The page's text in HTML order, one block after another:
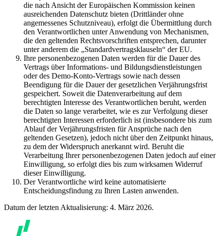
die nach Ansicht der Europäischen Kommission keinen
ausreichenden Datenschutz bieten (Drittländer ohne
angemessenes Schutzniveau), erfolgt die Übermittlung durch
den Verantwortlichen unter Anwendung von Mechanismen,
die den geltenden Rechtsvorschriften entsprechen, darunter
unter anderem die „Standardvertragsklauseln“ der EU.
Ihre personenbezogenen Daten werden für die Dauer des
Vertrags über Informations- und Bildungsdienstleistungen
oder des Demo-Konto-Vertrags sowie nach dessen
Beendigung für die Dauer der gesetzlichen Verjährungsfrist
gespeichert. Soweit die Datenverarbeitung auf dem
berechtigten Interesse des Verantwortlichen beruht, werden
die Daten so lange verarbeitet, wie es zur Verfolgung dieser
berechtigten Interessen erforderlich ist (insbesondere bis zum
Ablauf der Verjährungsfristen für Ansprüche nach den
geltenden Gesetzen), jedoch nicht über den Zeitpunkt hinaus,
zu dem der Widerspruch anerkannt wird. Beruht die
Verarbeitung Ihrer personenbezogenen Daten jedoch auf einer
Einwilligung, so erfolgt dies bis zum wirksamen Widerruf
dieser Einwilligung.
Der Verantwortliche wird keine automatisierte
Entscheidungsfindung zu Ihren Lasten anwenden.
Datum der letzten Aktualisierung: 4. März 2026.